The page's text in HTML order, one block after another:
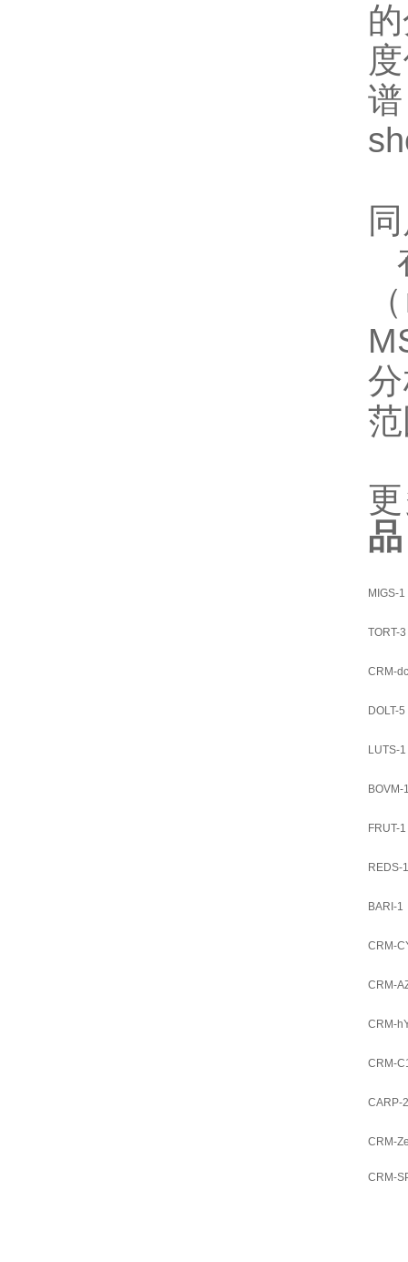
MIGS-1
TORT-3
CRM-
DOLT-5
LUTS-1
BOVM-
FRUT-1
REDS-1
BARI-1
CRM-
CRM-
CRM-
CRM-
CARP-2
CRM-
CRM-